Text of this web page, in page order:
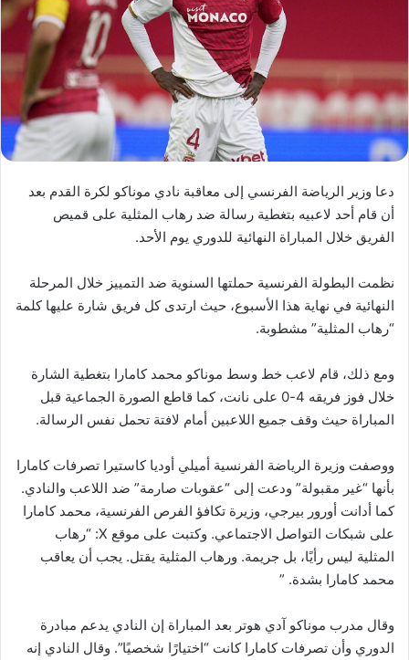
دعا وزير الرياضة الفرنسي إلى معاقبة نادي موناكو لكرة القدم بعد
أن قام أحد لاعبيه بتغطية رسالة ضد رهاب المثلية على قميص
الفريق خلال المباراة النهائية للدوري يوم الأحد.
نظمت البطولة الفرنسية حملتها السنوية ضد التمييز خلال المرحلة
النهائية في نهاية هذا الأسبوع، حيث ارتدى كل فريق شارة عليها كلمة
“رهاب المثلية” مشطوبة.
ومع ذلك، قام لاعب خط وسط موناكو محمد كامارا بتغطية الشارة
خلال فوز فريقه 4-0 على نانت، كما قاطع الصورة الجماعية قبل
المباراة حيث وقف جميع اللاعبين أمام لافتة تحمل نفس الرسالة.
ووصفت وزيرة الرياضة الفرنسية أميلي أوديا كاستيرا تصرفات كامارا
بأنها “غير مقبولة” ودعت إلى “عقوبات صارمة” ضد اللاعب والنادي.
كما أدانت أورور بيرجي، وزيرة تكافؤ الفرص الفرنسية، محمد كامارا
على شبكات التواصل الاجتماعي. وكتبت على موقع X: “رهاب
المثلية ليس رأيًا، بل جريمة. ورهاب المثلية يقتل. يجب أن يعاقب
محمد كامارا بشدة. ”
وقال مدرب موناكو آدي هوتر بعد المباراة إن النادي يدعم مبادرة
الدوري وأن تصرفات كامارا كانت “اختيارًا شخصيًا”. وقال النادي إنه